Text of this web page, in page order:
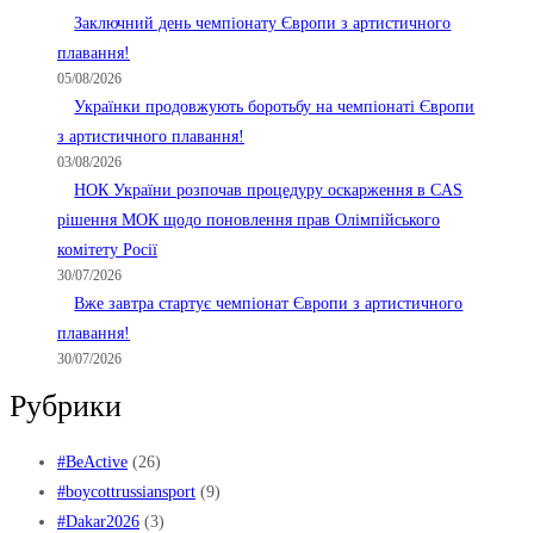
Заключний день чемпіонату Європи з артистичного
плавання!
05/08/2026
Українки продовжують боротьбу на чемпіонаті Європи
з артистичного плавання!
03/08/2026
НОК України розпочав процедуру оскарження в CAS
рішення МОК щодо поновлення прав Олімпійського
комітету Росії
30/07/2026
Вже завтра стартує чемпіонат Європи з артистичного
плавання!
30/07/2026
Рубрики
#BeActive (26)
#boycottrussiansport (9)
#Dakar2026 (3)